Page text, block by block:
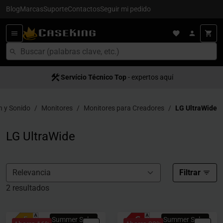
BlogMarcasSuporteContactosSeguir mi pedido
Servício Técnico Top - expertos aquí
y Sonido Monitores Monitores para Creadores LG UltraWide
LG UltraWide
Filtrar
2 resultados
Summer Sales Summer Sales